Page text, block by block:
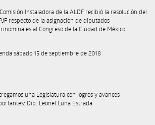
Instaladora de la ALDF recibió la resolución del
respecto de la asignación de diputados
al Congreso de la Ciudad de México
sábado 15 de septiembre de 2018
una Legislatura con logros y avances
Dip. Leonel Luna Estrada